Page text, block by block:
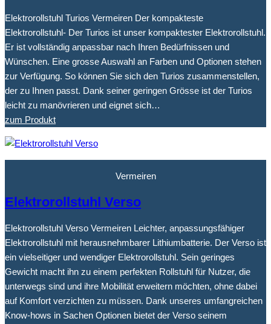
Elektrorollstuhl Turios Vermeiren Der kompakteste
Elektrorollstuhl- Der Turios ist unser kompaktester Elektrorollstuhl.
Er ist vollständig anpassbar nach Ihren Bedürfnissen und
Wünschen. Eine grosse Auswahl an Farben und Optionen stehen
zur Verfügung. So können Sie sich den Turios zusammenstellen,
der zu Ihnen passt. Dank seiner geringen Grösse ist der Turios
leicht zu manövrieren und eignet sich…
zum Produkt
Vermeiren
Elektrorollstuhl Verso
Elektrorollstuhl Verso Vermeiren Leichter, anpassungsfähiger
Elektrorollstuhl mit herausnehmbarer Lithiumbatterie. Der Verso ist
ein vielseitiger und wendiger Elektrorollstuhl. Sein geringes
Gewicht macht ihn zu einem perfekten Rollstuhl für Nutzer, die
unterwegs sind und ihre Mobilität erweitern möchten, ohne dabei
auf Komfort verzichten zu müssen. Dank unseres umfangreichen
Know-hows in Sachen Optionen bietet der Verso seinem